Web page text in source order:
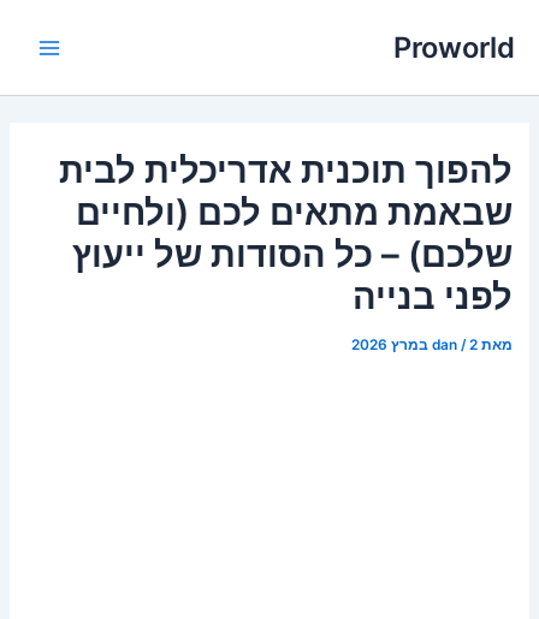
לתוכןProworld
להפוך תוכנית אדריכלית לבית
שבאמת מתאים לכם (ולחיים
שלכם) – כל הסודות של ייעוץ
לפני בנייה
מאת dan /2 במרץ 2026